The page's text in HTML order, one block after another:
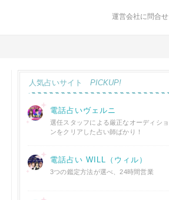
運営会社に問合せ
人気占いサイト PICKUP!
電話占いヴェルニ
選任スタッフによる厳正なオーディショ
ンをクリアした占い師ばかり！
電話占い WILL（ウィル）
3つの鑑定方法が選べ、24時間営業